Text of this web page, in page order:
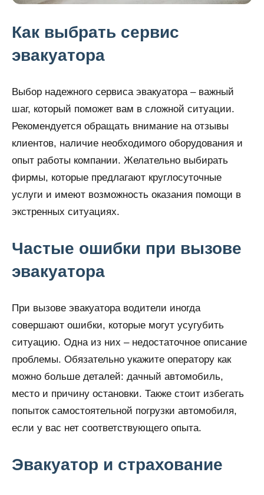
Как выбрать сервис
эвакуатора
Выбор надежного сервиса эвакуатора – важный
шаг, который поможет вам в сложной ситуации.
Рекомендуется обращать внимание на отзывы
клиентов, наличие необходимого оборудования и
опыт работы компании. Желательно выбирать
фирмы, которые предлагают круглосуточные
услуги и имеют возможность оказания помощи в
экстренных ситуациях.
Частые ошибки при вызове
эвакуатора
При вызове эвакуатора водители иногда
совершают ошибки, которые могут усугубить
ситуацию. Одна из них – недостаточное описание
проблемы. Обязательно укажите оператору как
можно больше деталей: дачный автомобиль,
место и причину остановки. Также стоит избегать
попыток самостоятельной погрузки автомобиля,
если у вас нет соответствующего опыта.
Эвакуатор и страхование